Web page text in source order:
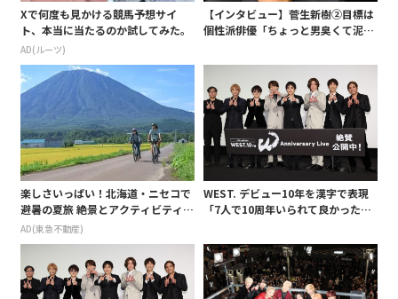
Xで何度も見かける競馬予想サイ
ト、本当に当たるのか試してみた。
AD(ルーツ)
【インタビュー】菅生新樹②目標は
個性派俳優「ちょっと男臭くて泥臭
イン入りプレゼントあり)
楽しさいっぱい！北海道・ニセコで
避暑の夏旅 絶景とアクティビティが
揃う「ニセコ東急 グラン・ヒラフ」
～東急不動産
AD(東急不動産)
WEST. デビュー10年を漢字で表現
「7人で10周年いられて良かったな